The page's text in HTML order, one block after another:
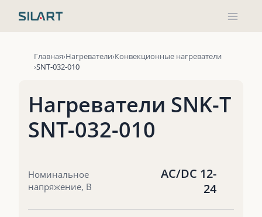
Главная Нагреватели Конвекционные нагреватели
SNT-032-010
Нагреватели SNK-T
SNT-032-010
Номинальное
напряжение, В
AC/DC 12-
24